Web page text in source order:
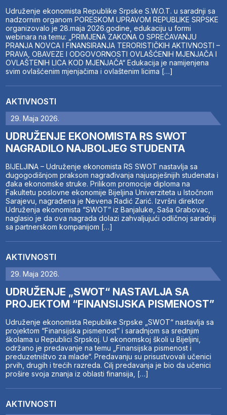
Udruženje ekonomista Republike Srpske S.W.O.T. u saradnji sa
nadzornim organom PORESKOM UPRAVOM REPUBLIKE SRPSKE
organizovalo je 28.maja 2026.godine, edukaciju u formi
webinara na temu: „PRIMJENA ZAKONA O SPREČAVANJU
PRANJA NOVCA I FINANSIRANJA TERORISTIČKIH AKTIVNOSTI –
PRAVA, OBAVEZE I ODGOVORNOSTI OVLAŠĆENIH MJENJAČA I
OVLAŠTENIH LICA KOD MJENJAČA“ Edukacija je namijenjena
svim ovlašćenim mjenjačima i ovlaštenim licima […]
AKTIVNOSTI
29. Maja 2026.
UDRUŽENJE EKONOMISTA RS SWOT
NAGRADILO NAJBOLJEG STUDENTA
BIJELJINA – Udruženje ekonomista RS SWOT nastavlja sa
dugogodišnjom praksom nagrađivanja najuspješnijih studenata i
đaka ekonomske struke. Prilikom promocije diploma na
Fakultetu poslovne ekonomije Bijeljina Univerziteta u Istočnom
Sarajevu, nagrađena je Nevena Radić Zarić. Izvršni direktor
Udruženja ekonomista “SWOT” iz Banjaluke, Saša Grabovac,
naglasio je da ova nagrada dolazi zahvaljujući odličnoj saradnji
sa partnerskom kompanijom […]
AKTIVNOSTI
29. Maja 2026.
UDRUŽENJE „SWOT“ NASTAVLJA SA
PROJEKTOM “FINANSIJSKA PISMENOST”
Udruženje ekonomista Republike Srpske „SWOT“ nastavlja sa
projektom “Finansijska pismenost” i saradnjom sa srednjim
školama u Republici Srpskoj. U ekonomskoj školi u Bijeljini,
održano je predavanje na temu „Finansijska pismenost i
preduzetništvo za mlade“. Predavanju su prisustvovali učenici
prvih, drugih i trećih razreda. Cilj predavanja je bio da učenici
prošire svoja znanja iz oblasti finansija, […]
AKTIVNOSTI